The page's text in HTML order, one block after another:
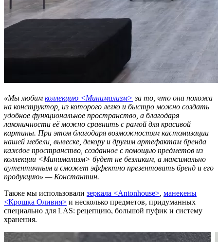
«Мы любим коллекцию <Минимализм> за то, что она похожа
на конструктор, из которого легко и быстро можно создать
удобное функциональное пространство, а благодаря
лаконичности её можно сравнить с рамой для красивой
картины. При этом благодаря возможностям кастомизации
нашей мебели, вывеске, декору и другим артефактам бренда
каждое пространство, созданное с помощью предметов из
коллекции <Минимализм> будет не безликим, а максимально
аутентичным и сможет эффектно презентовать бренд и его
продукцию» — Константин.
Также мы использовали зеркала <Antonhouse>, манекены
<Крошка Оливия> и несколько предметов, придуманных
специально для LAS: рецепцию, большой пуфик и систему
хранения.